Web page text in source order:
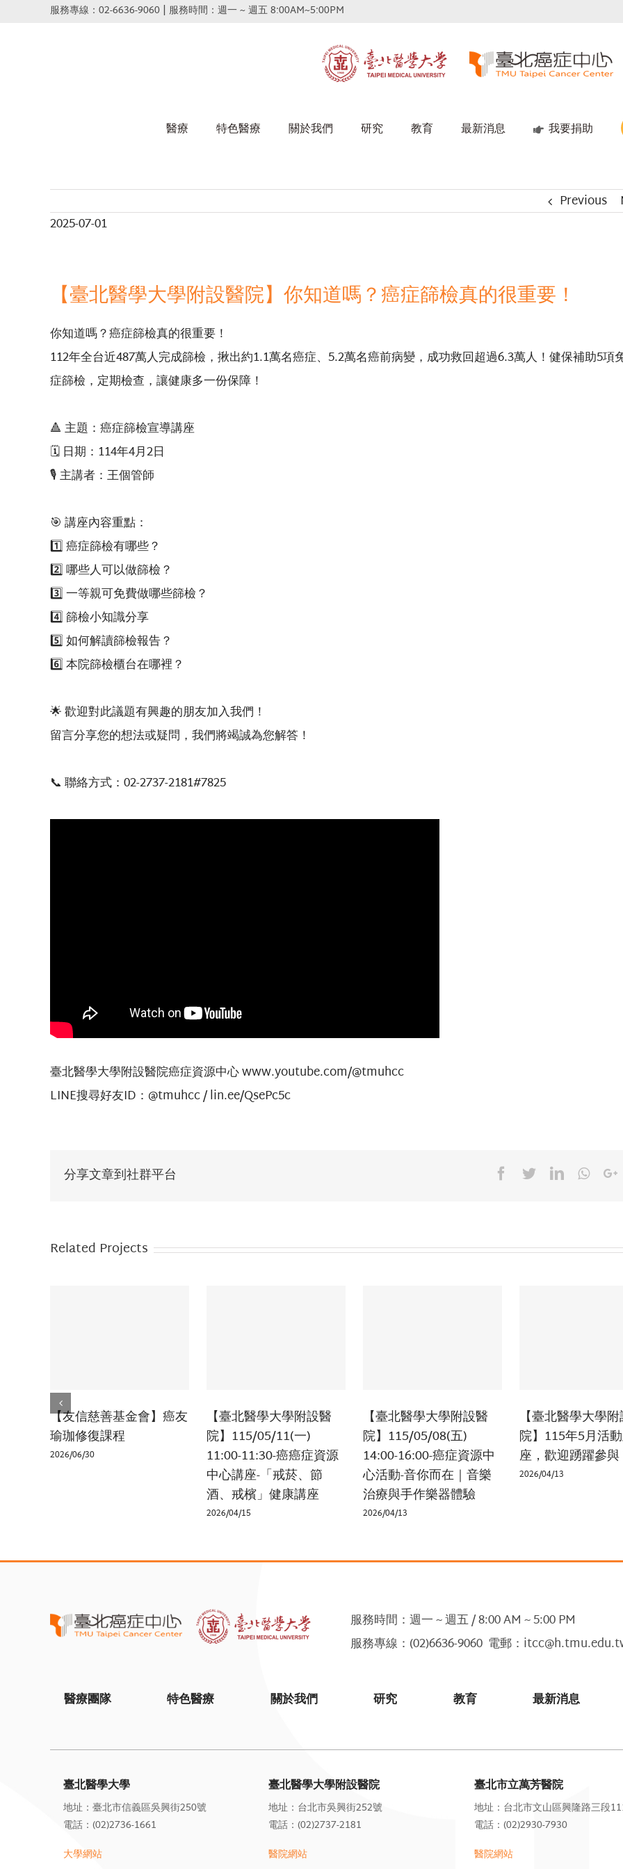
服務專線：02-6636-9060 | 服務時間：週一 ~ 週五 8:00AM~5:00PM
醫療 特色醫療 關於我們 研究 教育 最新消息 我要捐助
Previous
2025-07-01
【臺北醫學大學附設醫院】你知道嗎？癌症篩檢真的很重要！
你知道嗎？癌症篩檢真的很重要！
112年全台近487萬人完成篩檢，揪出約1.1萬名癌症、5.2萬名癌前病變，成功救回超過6.3萬人！健保補助5項
症篩檢，定期檢查，讓健康多一份保障！
🔺 主題：癌症篩檢宣導講座
🗓 日期：114年4月2日
🎙 主講者：王個管師
🎯 講座內容重點：
1️⃣ 癌症篩檢有哪些？
2️⃣ 哪些人可以做篩檢？
3️⃣ 一等親可免費做哪些篩檢？
4️⃣ 篩檢小知識分享
5️⃣ 如何解讀篩檢報告？
6️⃣ 本院篩檢櫃台在哪裡？
🌟 歡迎對此議題有興趣的朋友加入我們！
留言分享您的想法或疑問，我們將竭誠為您解答！
📞 聯絡方式：02-2737-2181#7825
臺北醫學大學附設醫院癌症資源中心 www.youtube.com/@tmuhcc
LINE搜尋好友ID：@tmuhcc / lin.ee/QsePc5c
分享文章到社群平台 Facebook
TwitterLinkedIn
Related Projects
【友信慈善基金會】癌友
瑜珈修復課程
2026/06/30
【臺北醫學大學附設醫
院】115/05/11(一)
11:00-11:30-癌癌症資源
中心講座-「戒菸、節
酒、戒檳」健康講座
2026/04/15
【臺北醫學大學附設醫
院】115/05/08(五)
14:00-16:00-癌症資源中
心活動-音你而在｜音樂
治療與手作樂器體驗
2026/04/13
【臺北醫學大學
院】115年5月活
座，歡迎踴躍參與
2026/04/13
服務時間：週一 ~ 週五 / 8:00 AM ~ 5:00 PM
服務專線：(02)6636-9060 電郵：
醫療團隊 特色醫療 關於我們 研究 教育 最新消息
臺北醫學大學
地址：臺北市信義區吳興街250號
電話：(02)2736-1661
大學網站
臺北醫學大學附設醫院
地址：台北市吳興街252號
電話：(02)2737-2181
醫院網站
臺北市立萬芳醫院
地址：台北市文山區興隆路三段
電話：(02)2930-7930
醫院網站